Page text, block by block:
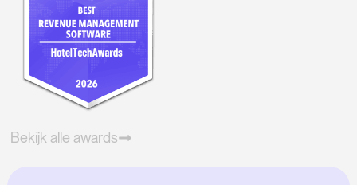
Bekijk alle awards